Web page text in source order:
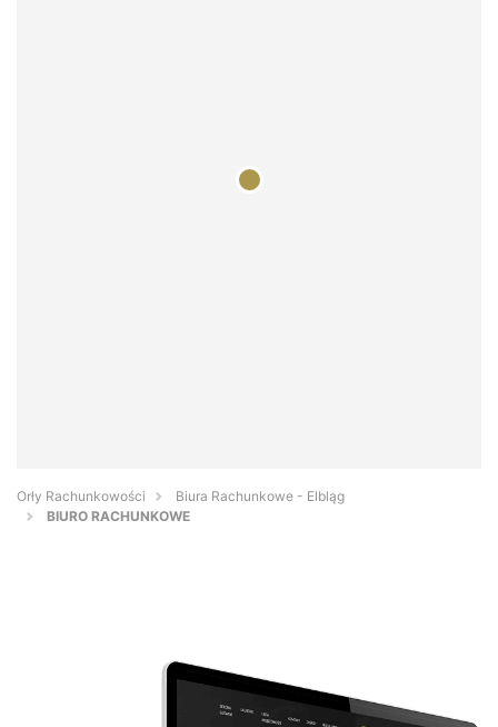
Orły Rachunkowości
Biura Rachunkowe - Elbląg
BIURO RACHUNKOWE